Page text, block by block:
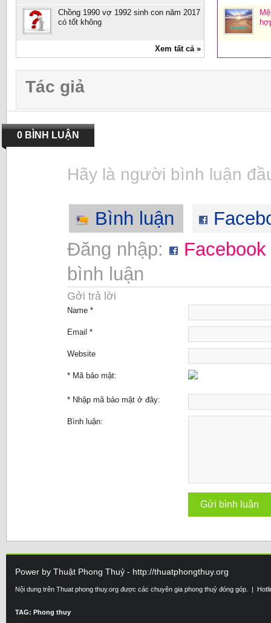
Chồng 1990 vợ 1992 sinh con năm 2017
có tốt không
Xem tất cả »
Tác giả
0 BÌNH LUẬN
Hãy là người bình luận
Bình luận
Đăng nhập:
Facebook
bình luận
Gởi trả lời
Name *
Email *
Website
* Mã bảo mật:
* Nhập mã bảo mật ở đây:
Bình luận:
Power by Thuật Phong Thuỷ - http://thuatphongthuy.org
Nội dung trên Thuat phong thuy.org được các chuyên gia phong thuỷ đóng góp. |
TAG: Phong thuy